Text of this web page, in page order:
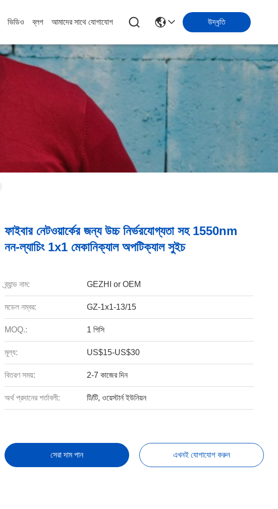
ভিডিও ব্লগ আমাদের সাথে যোগাযোগ উদ্ধৃতি
ফাইবার নেটওয়ার্কের জন্য উচ্চ নির্ভরযোগ্যতা সহ 1550nm
নন-ল্যাচিং 1x1 মেকানিক্যাল অপটিক্যাল সুইচ
ব্র্যান্ড নাম: GEZHI or OEM
মডেল নম্বর: GZ-1x1-13/15
MOQ.: 1 পিসি
মূল্য: US$15-US$30
বিতরণ সময়: 2-7 কাজের দিন
অর্থ প্রদানের শর্তাবলী: টি/টি, ওয়েস্টার্ন ইউনিয়ন
সেরা দাম পান এখনই যোগাযোগ করুন